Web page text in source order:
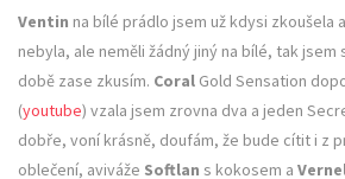
Ventin na bílé prádlo jsem už kdysi zkoušela
nebyla, ale neměli žádný jiný na bílé, tak jsem
době zase zkusím. Coral Gold Sensation
(youtube) vzala jsem zrovna dva a jeden
dobře, voní krásně, doufám, že bude cítit i z
oblečení, aviváže Softlan s kokosem a